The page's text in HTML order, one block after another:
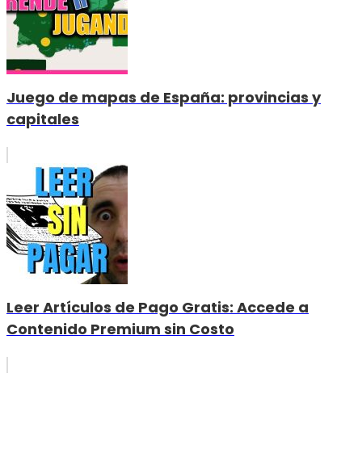
Juego de mapas de España: provincias y
capitales
Leer Artículos de Pago Gratis: Accede a
Contenido Premium sin Costo